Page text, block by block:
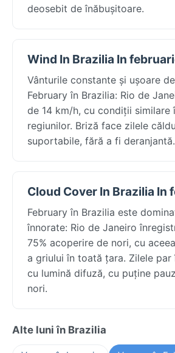
deosebit de înăbușitoare.
Wind In Brazilia In
Vânturile constante și ușoare
February în Brazilia: Rio de
de 14 km/h, cu condiții similare
regiunilor. Briză face zilele
suportabile, fără a fi deranjantă.
Cloud Cover In Brazilia In
February în Brazilia este
înnorate: Rio de Janeiro
75% acoperire de nori, cu
a griului în toată țara. Zilele par
cu lumină difuză, cu puține
nori.
Alte luni în Brazilia